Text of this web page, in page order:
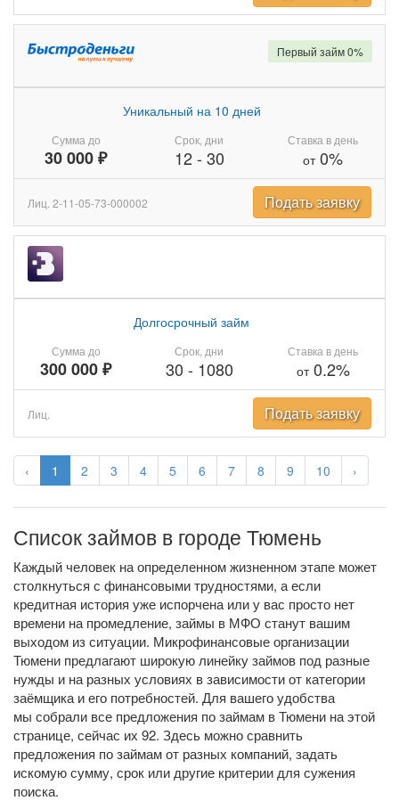
‹ 1 2 3 4 5 6 7 8 9 10 ›
Сумма до
30 000 ₽
Уникальный на 10 дней
Срок, дни
12- 30
Ставка в день
от0%
Первый займ 0%
Лиц. 2-11-05-73-000002 Подать заявку
Сумма до
300 000 ₽
Долгосрочный займ
Срок, дни
30 - 1080
Ставка в день
от0.2%
Лиц. Подать заявку
Список займов в городе Тюмень
Каждый человек на определенном жизненном этапе может
столкнуться с финансовыми трудностями, а если
кредитная история уже испорчена или у вас просто нет
времени на промедление, займы в МФО станут вашим
выходом из ситуации. Микрофинансовые организации
Тюмени предлагают широкую линейку займов под разные
нужды и на разных условиях в зависимости от категории
заёмщика и его потребностей. Для вашего удобства
мы собрали все предложения по займам в Тюмени на этой
странице, сейчас их 92. Здесь можно сравнить
предложения по займам от разных компаний, задать
искомую сумму, срок или другие критерии для сужения
поиска.